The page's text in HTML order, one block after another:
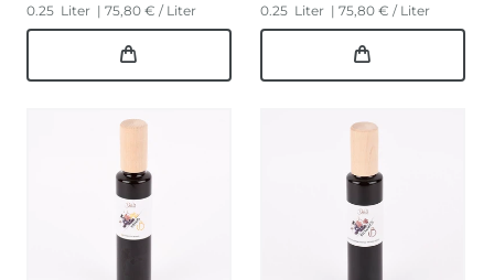
0.25 Liter | 75,80 € / Liter 0.25 Liter | 75,80 € / Liter